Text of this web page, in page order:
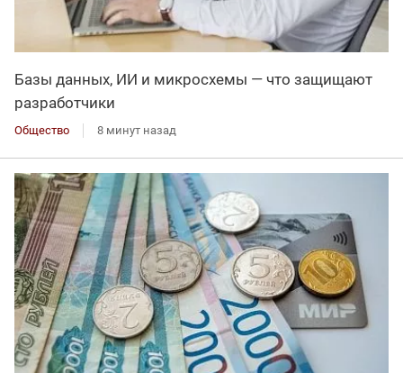
Базы данных, ИИ и микросхемы — что защищают
разработчики
Общество 8 минут назад